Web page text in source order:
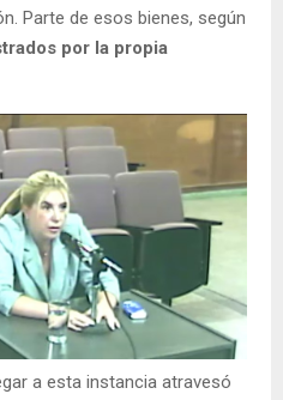
Parte de esos bienes, según
por la propia
a esta instancia atravesó